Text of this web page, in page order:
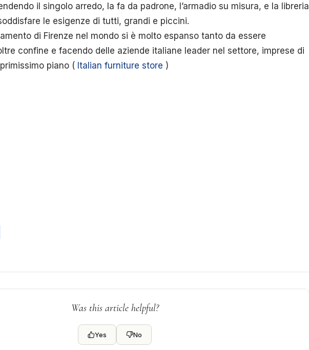
il singolo arredo, la fa da padrone, l’armadio su misura, e la libreria
le esigenze di tutti, grandi e piccini.
di Firenze nel mondo si è molto espanso tanto da essere
confine e facendo delle aziende italiane leader nel settore, imprese di
piano ( Italian furniture store )
Was this article helpful?
Yes No